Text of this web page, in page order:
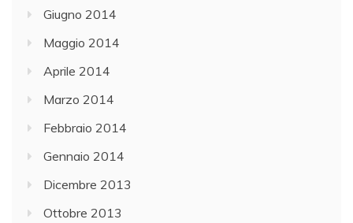
Giugno 2014
Maggio 2014
Aprile 2014
Marzo 2014
Febbraio 2014
Gennaio 2014
Dicembre 2013
Ottobre 2013